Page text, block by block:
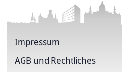
Impressum
AGB und Rechtliches